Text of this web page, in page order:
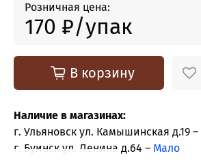
Розничная цена:
170 ₽
В корзину
Наличие в магазинах:
г. Ульяновск ул. Камышинская д.19 –
г. Буинск ул. Ленина д.64 – Мало